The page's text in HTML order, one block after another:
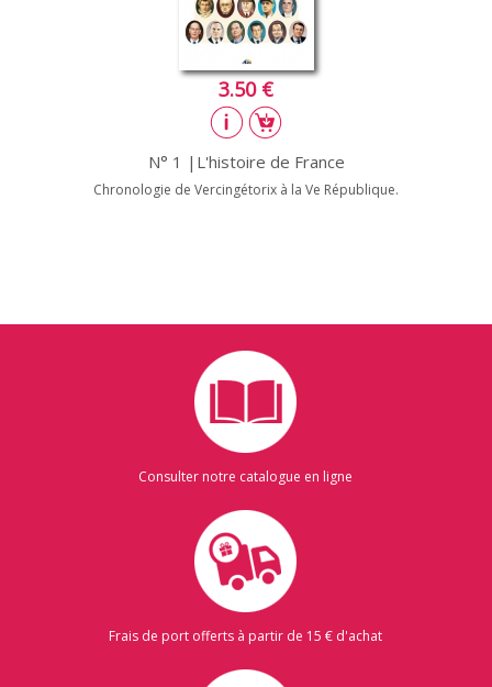
3.50 €
N° 1 |L'histoire de France
Chronologie de Vercingétorix à la Ve République.
Consulter notre catalogue en ligne
Frais de port offerts à partir de 15 € d'achat